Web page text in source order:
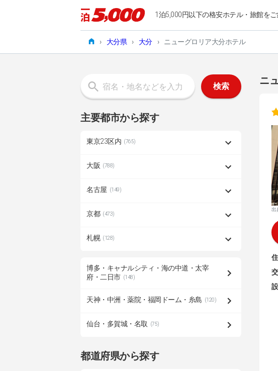
1泊5,000円以下の格安ホテル・旅館をご
› 大分県 › 大分 › ニューグロリア大分ホテル
ニ
出
検索
主要都市から探す
東京23区内 (765)
大阪 (788)
名古屋 (149)
京都 (473)
札幌 (128)
博多・キャナルシティ・海の中道・太宰
府・二日市 (148)
天神・中洲・薬院・福岡ドーム・糸島 (120)
仙台・多賀城・名取 (75)
都道府県から探す